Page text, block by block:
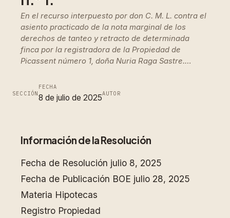
En el recurso interpuesto por don C. M. L. contra el
asiento practicado de la nota marginal de los
derechos de tanteo y retracto de determinada
finca por la registradora de la Propiedad de
Picassent número 1, doña Nuria Raga Sastre.…
SECCIÓN
FECHA
8 de julio de 2025AUTOR
Información de la Resolución
Fecha de Resolución julio 8, 2025
Fecha de Publicación BOE julio 28, 2025
Materia Hipotecas
Registro Propiedad